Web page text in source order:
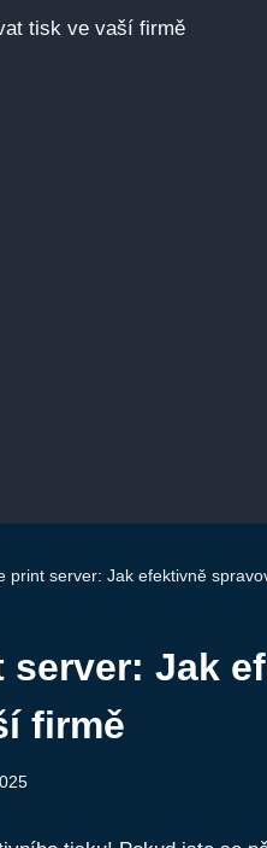
print server: Jak efektivně
server: Jak
firmě